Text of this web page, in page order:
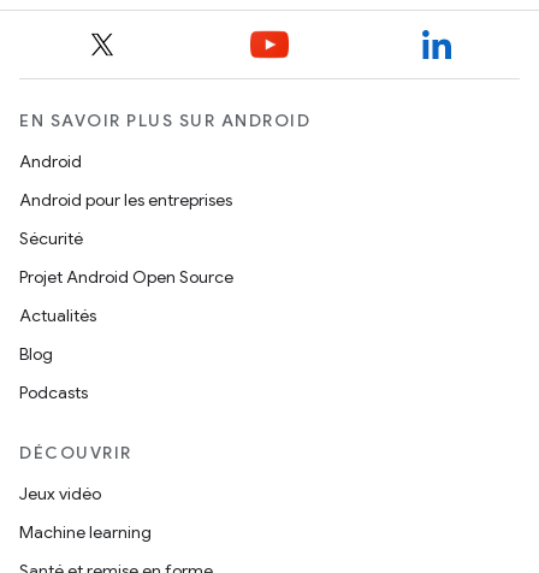
EN SAVOIR PLUS SUR ANDROID
Android
Android pour les entreprises
Sécurité
Projet Android Open Source
Actualités
Blog
Podcasts
DÉCOUVRIR
Jeux vidéo
Machine learning